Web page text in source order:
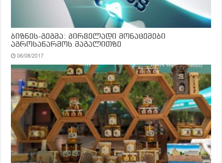
ბიზნეს-გეგმა: პირველადი მონაცემები
აგროსაწარმოს მაგალითზე
06/08/2017